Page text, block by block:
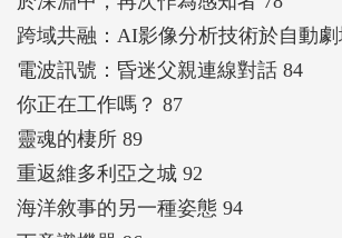
跨域共融：AI影像分析技術於自動劇
電波訊號：昏迷父親連線對話 84
你正在工作嗎？ 87
靈魂的棲所 89
重返維多利亞之城 92
海洋敘事的另一種姿態 94